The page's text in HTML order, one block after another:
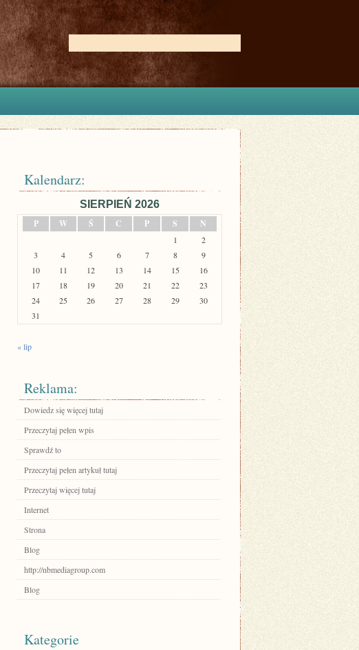
Kalendarz:
SIERPIEŃ 2026
P
W Ś C P S N
1
2
3
4 5 6 7 8
9
10
11 12 13 14 15
16
17
18 19 20 21 22
23
24
25 26 27 28 29
30
31
« lip
Reklama:
Dowiedz się więcej tutaj
Przeczytaj pełen wpis
Sprawdź to
Przeczytaj pełen artykuł tutaj
Przeczytaj więcej tutaj
Internet
Strona
Blog
http://nbmediagroup.com
Blog
Kategorie